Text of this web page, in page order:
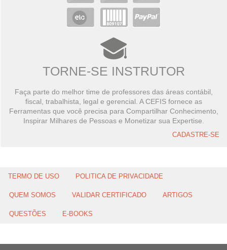
TORNE-SE INSTRUTOR
Faça parte do melhor time de professores das áreas contábil,
fiscal, trabalhista, legal e gerencial. A CEFIS fornece as
Ferramentas que você precisa para Compartilhar Conhecimento,
Inspirar Milhares de Pessoas e Monetizar sua Expertise.
CADASTRE-SE
TERMO DE USO POLITICA DE PRIVACIDADE
QUEM SOMOS VALIDAR CERTIFICADO ARTIGOS
QUESTÕES E-BOOKS